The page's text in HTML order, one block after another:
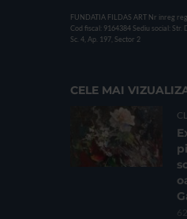
FUNDATIA FILDAS ART Nr inreg
Cod fiscal: 9164384 Sediu social: Str.
Sc. 4, Ap. 197, Sector 2
CELE MAI